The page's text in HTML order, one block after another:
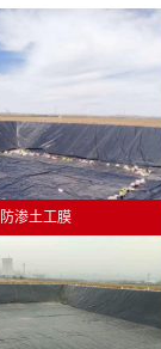
防渗土工膜